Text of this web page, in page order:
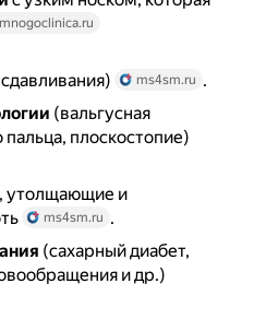
mnogoclinica.ru
ms4sm.ru .
(вальгусная
плоскостопие)
, утолщающие и
ms4sm.ru .
(сахарный диабет,
и др.)